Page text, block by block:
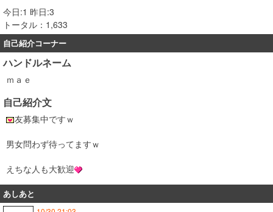
今日:1 昨日:3
トータル：1,633
自己紹介コーナー
ハンドルネーム
ｍａｅ
自己紹介文
友募集中ですｗ
男女問わず待ってますｗ
えちな人も大歓迎
あしあと